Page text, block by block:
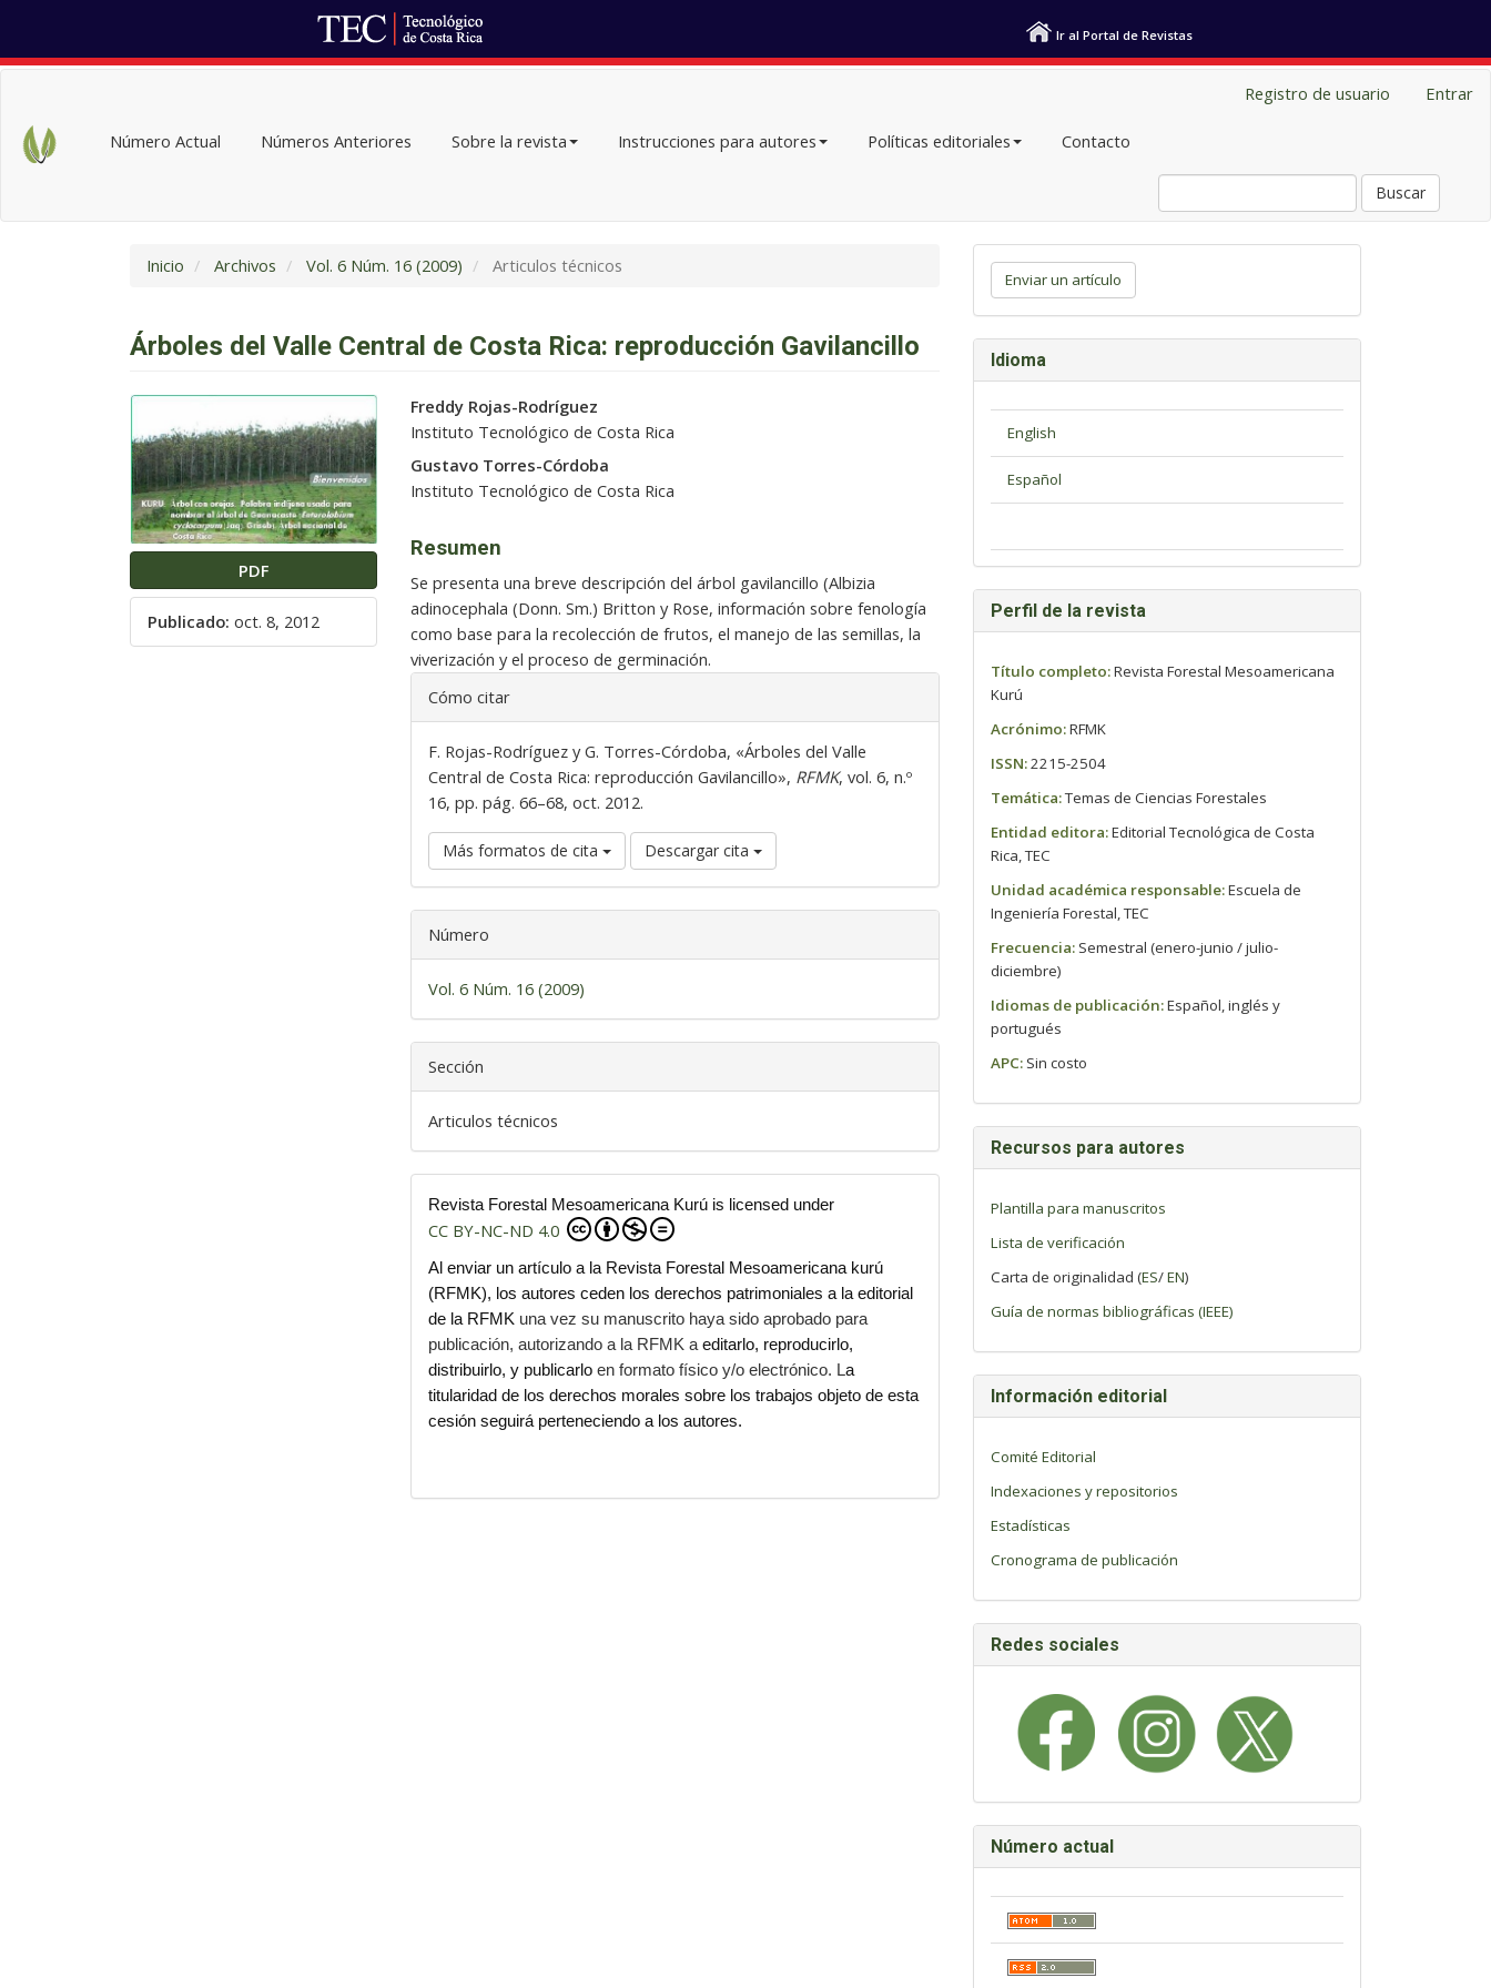
Ir al Portal de Revistas
Contenido
principal
Registro de usuario Entrar
Número Actual Números Anteriores Sobre la revista Instrucciones para autores Políticas editoriales Contacto
Buscar
Inicio Archivos Vol. 6 Núm. 16 (2009) Articulos técnicos
Árboles del Valle Central de Costa Rica: reproducción Gavilancillo
Barra
lateral
del
artículo
PDF
Publicado: oct. 8, 2012
Contenido
principal
artículo
Freddy Rojas-Rodríguez
Instituto Tecnológico de Costa Rica
Gustavo Torres-Córdoba
Instituto Tecnológico de Costa Rica
Resumen
Se presenta una breve descripción del árbol gavilancillo (Albizia
adinocephala (Donn. Sm.) Britton y Rose, información sobre fenología
como base para la recolección de frutos, el manejo de las semillas, la
viverización y el proceso de germinación.
Detalles
del
artículo
Cómo citar
F. Rojas-Rodríguez y G. Torres-Córdoba, «Árboles del Valle
Central de Costa Rica: reproducción Gavilancillo», RFMK, vol. 6, n.º
16, pp. pág. 66–68, oct. 2012.
Más formatos de cita Descargar cita
Número
Vol. 6 Núm. 16 (2009)
Sección
Articulos técnicos
Revista Forestal Mesoamericana Kurú is licensed under
CC BY-NC-ND 4.0
Al enviar un artículo a la Revista Forestal Mesoamericana kurú
(RFMK), los autores ceden los derechos patrimoniales a la editorial
de la RFMK una vez su manuscrito haya sido aprobado para
publicación, autorizando a la RFMK aeditarlo, reproducirlo,
distribuirlo, y publicarlo en formato físico y/o electrónico. La
titularidad de los derechos morales sobre los trabajos objeto de esta
cesión seguirá perteneciendo a los autores.
Enviar
un
artículo
Enviar un artículo
Idioma
Perfil de la revista
Título completo:Revista Forestal Mesoamericana
Kurú
Acrónimo:RFMK
ISSN:2215-2504
Temática:Temas de Ciencias Forestales
Entidad editora:Editorial Tecnológica de Costa
Rica, TEC
Unidad académica responsable:Escuela de
Ingeniería Forestal, TEC
Frecuencia: Semestral (enero-junio / julio-
diciembre)
Idiomas de publicación:Español, inglés y
portugués
APC: Sin costo
Recursos para autores
Plantilla para manuscritos
Lista de verificación
Carta de originalidad (ES/EN)
Guía de normas bibliográficas (IEEE)
Información editorial
Comité Editorial
Indexaciones y repositorios
Estadísticas
Cronograma de publicación
Redes sociales
Número actual